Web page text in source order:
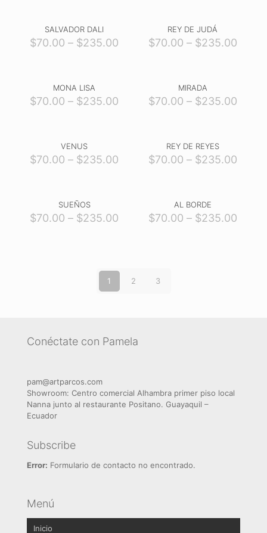
SALVADOR DALI
$70.00 – $235.00
REY DE JUDÁ
$70.00 – $235.00
MONA LISA
$70.00 – $235.00
MIRADA
$70.00 – $235.00
VENUS
$70.00 – $235.00
REY DE REYES
$70.00 – $235.00
SUEÑOS
$70.00 – $235.00
AL BORDE
$70.00 – $235.00
1 2 3
Conéctate con Pamela
pam@artparcos.com
Showroom: Centro comercial Alhambra primer piso local
Nanna junto al restaurante Positano. Guayaquil –
Ecuador
Subscribe
Error: Formulario de contacto no encontrado.
Menú
Inicio